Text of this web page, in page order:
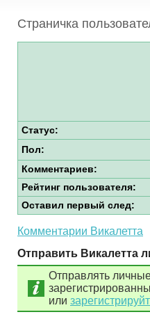
Страничка
Статус:
Пол:
Комментариев:
Рейтинг пользователя:
Оставил первый след:
Комментарии Викалетта
Отправить Викалетта
Отправлять
или